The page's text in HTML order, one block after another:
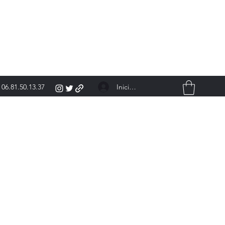
06.81.50.13.37 Iniciar sesión